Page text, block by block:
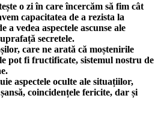
o zi în care încercăm să fim cât
capacitatea de a rezista la
vedea aspectele ascunse ale
secretele.
care ne arată că moștenirile
pot fi fructificate, sistemul nostru de
aspectele oculte ale situațiilor,
coincidențele fericite, dar și